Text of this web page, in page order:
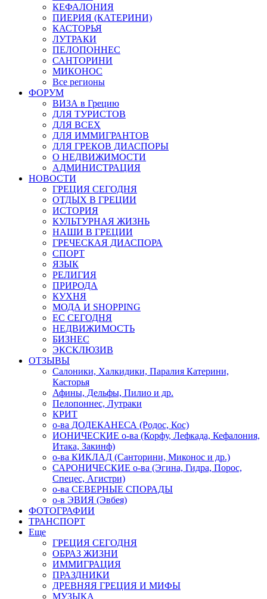
КЕФАЛОНИЯ
ПИЕРИЯ (КАТЕРИНИ)
КАСТОРЬЯ
ЛУТРАКИ
ПЕЛОПОННЕС
САНТОРИНИ
МИКОНОС
Все регионы
ФОРУМ
ВИЗА в Грецию
ДЛЯ ТУРИСТОВ
ДЛЯ ВСЕХ
ДЛЯ ИММИГРАНТОВ
ДЛЯ ГРЕКОВ ДИАСПОРЫ
О НЕДВИЖИМОСТИ
АДМИНИСТРАЦИЯ
НОВОСТИ
ГРЕЦИЯ СЕГОДНЯ
ОТДЫХ В ГРЕЦИИ
ИСТОРИЯ
КУЛЬТУРНАЯ ЖИЗНЬ
НАШИ В ГРЕЦИИ
ГРЕЧЕСКАЯ ДИАСПОРА
СПОРТ
ЯЗЫК
РЕЛИГИЯ
ПРИРОДА
КУХНЯ
МОДА И SHOPPING
ЕС СЕГОДНЯ
НЕДВИЖИМОСТЬ
БИЗНЕС
ЭКСКЛЮЗИВ
ОТЗЫВЫ
Салоники, Халкидики, Паралия Катерини,
Касторья
Афины, Дельфы, Пилио и др.
Пелопоннес, Лутраки
КРИТ
о-ва ДОДЕКАНЕСА (Родос, Кос)
ИОНИЧЕСКИЕ о-ва (Корфу, Лефкада, Кефалония,
Итака, Закинф)
о-ва КИКЛАД (Санторини, Миконос и др.)
САРОНИЧЕСКИЕ о-ва (Эгина, Гидра, Порос,
Спецес, Агистри)
о-ва СЕВЕРНЫЕ СПОРАДЫ
о-в ЭВИЯ (Эвбея)
ФОТОГРАФИИ
ТРАНСПОРТ
Еще
ГРЕЦИЯ СЕГОДНЯ
ОБРАЗ ЖИЗНИ
ИММИГРАЦИЯ
ПРАЗДНИКИ
ДРЕВНЯЯ ГРЕЦИЯ И МИФЫ
МУЗЫКА